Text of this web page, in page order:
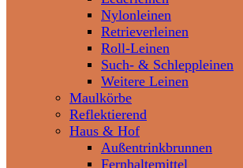
Nylonleinen
Retrieverleinen
Roll-Leinen
Such- & Schleppleinen
Weitere Leinen
Maulkörbe
Reflektierend
Haus & Hof
Außentrinkbrunnen
Fernhaltemittel